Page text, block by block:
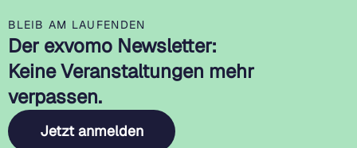
BLEIB AM LAUFENDEN
Der exvomo Newsletter:
Keine Veranstaltungen mehr
verpassen.
Jetzt anmelden